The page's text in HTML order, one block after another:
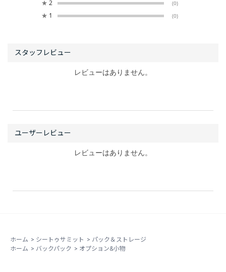
★ 2 (0)
★ 1 (0)
レビューはありません。
レビューはありません。
ホーム > シートゥサミット > パック＆ストレージ
ホーム > バックパック > オプション&小物